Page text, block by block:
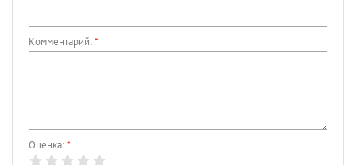
Комментарий:*
Оценка:*